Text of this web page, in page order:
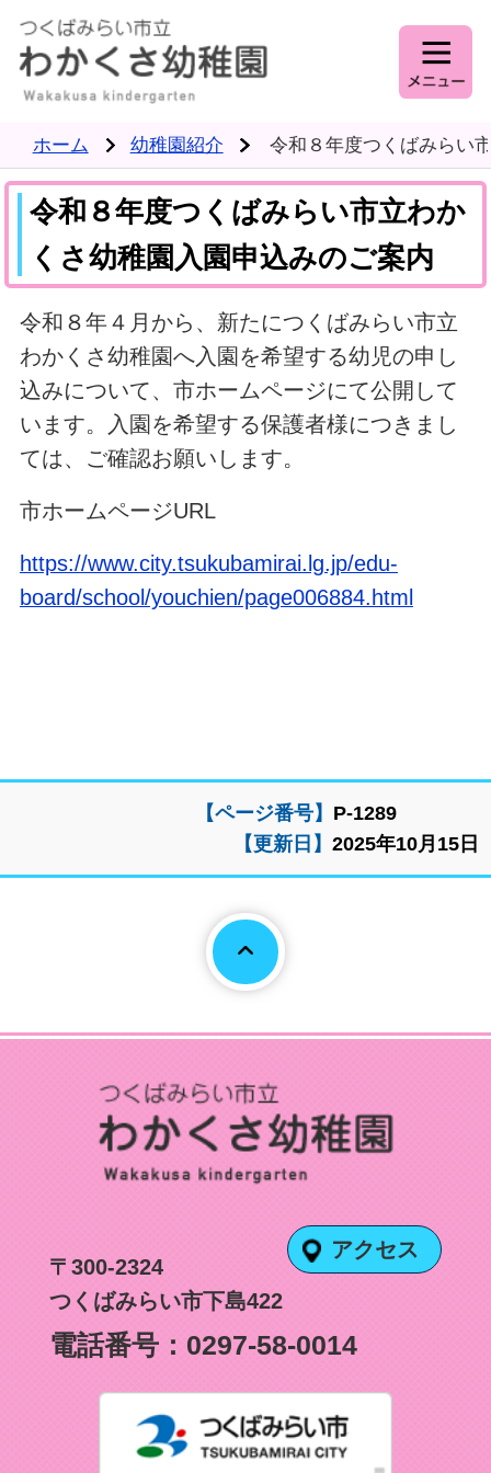
ホーム 幼稚園紹介 令和８年度つくばみらい
令和８年度つくばみらい市立わか
くさ幼稚園入園申込みのご案内
令和８年４月から、新たにつくばみらい市立
わかくさ幼稚園へ入園を希望する幼児の申し
込みについて、市ホームページにて公開して
います。入園を希望する保護者様につきまし
ては、ご確認お願いします。
市ホームページURL
https://www.city.tsukubamirai.lg.jp/edu-
board/school/youchien/page006884.html
【ページ番号】 P-1289
【更新日】 2025年10月15日
〒300-2324
つくばみらい市下島422
アクセス
電話番号： 0297-58-0014